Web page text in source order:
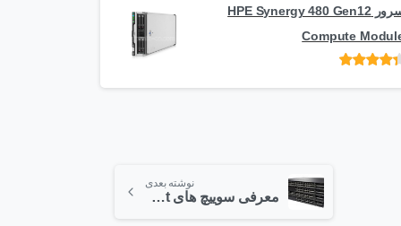
سرور HPE Synergy 480 Gen12
Compute
نوشته بعدی
معرفی سوییچ های catalyst سری 2900 شرکت Cisco